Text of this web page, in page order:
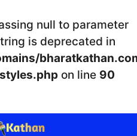
null to parameter
is deprecated in
on line 90